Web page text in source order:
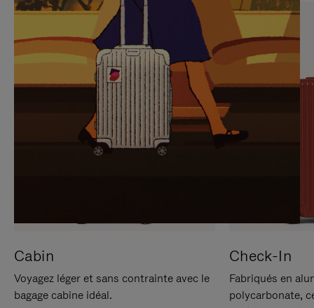
SUR
POUR
METTRE
PAUSE
VEUILLEZ
CLIQUER
POUR
RÉACTIVER
LE
SON
Cabin
Voyagez léger et sans contrainte avec le
bagage cabine idéal.
Check-In
Fabriqués en
polycarbonate,